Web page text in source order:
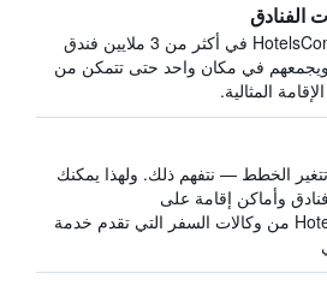
الفنادق
يبحث HotelsCombined في أكثر من 3 ملايين فندق
في مكان واحد حتى تتمكن من
المثالية.
الخطط — نتفهم ذلك. ولهذا يمكنك
وأماكن إقامة على
HotelsCombined من وكالات السفر التي تقدم خدمة